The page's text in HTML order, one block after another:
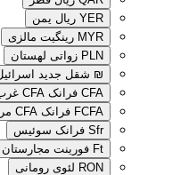
YER ریال یمن
MYR رینگیت مالزی
PLN زواتی لهستان
₪ شقل جدید
CFA فرانک CFA غرب آفریقا
FCFA فرانک CFA مرکز آفریقا
Sfr فرانک سوئیس
Ft فورینت مجارستان
RON لئوی رومانی